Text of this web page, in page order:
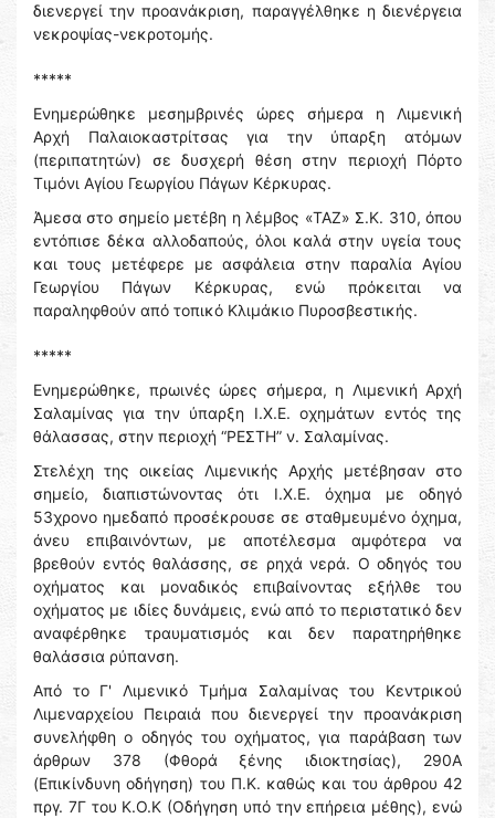
διενεργεί την προανάκριση, παραγγέλθηκε η διενέργεια
νεκροψίας-νεκροτομής.
*****
Ενημερώθηκε μεσημβρινές ώρες σήμερα η Λιμενική
Αρχή Παλαιοκαστρίτσας για την ύπαρξη ατόμων
(περιπατητών) σε δυσχερή θέση στην περιοχή Πόρτο
Τιμόνι Αγίου Γεωργίου Πάγων Κέρκυρας.
Άμεσα στο σημείο μετέβη η λέμβος «ΤΑΖ» Σ.Κ. 310, όπου
εντόπισε δέκα αλλοδαπούς, όλοι καλά στην υγεία τους
και τους μετέφερε με ασφάλεια στην παραλία Αγίου
Γεωργίου Πάγων Κέρκυρας, ενώ πρόκειται να
παραληφθούν από τοπικό Κλιμάκιο Πυροσβεστικής.
*****
Ενημερώθηκε, πρωινές ώρες σήμερα, η Λιμενική Αρχή
Σαλαμίνας για την ύπαρξη Ι.Χ.Ε. οχημάτων εντός της
θάλασσας, στην περιοχή “ΡΕΣΤΗ” ν. Σαλαμίνας.
Στελέχη της οικείας Λιμενικής Αρχής μετέβησαν στο
σημείο, διαπιστώνοντας ότι Ι.Χ.Ε. όχημα με οδηγό
53χρονο ημεδαπό προσέκρουσε σε σταθμευμένο όχημα,
άνευ επιβαινόντων, με αποτέλεσμα αμφότερα να
βρεθούν εντός θαλάσσης, σε ρηχά νερά. Ο οδηγός του
οχήματος και μοναδικός επιβαίνοντας εξήλθε του
οχήματος με ιδίες δυνάμεις, ενώ από το περιστατικό δεν
αναφέρθηκε τραυματισμός και δεν παρατηρήθηκε
θαλάσσια ρύπανση.
Από το Γ' Λιμενικό Τμήμα Σαλαμίνας του Κεντρικού
Λιμεναρχείου Πειραιά που διενεργεί την προανάκριση
συνελήφθη ο οδηγός του οχήματος, για παράβαση των
άρθρων 378 (Φθορά ξένης ιδιοκτησίας), 290Α
(Επικίνδυνη οδήγηση) του Π.Κ. καθώς και του άρθρου 42
πργ. 7Γ του Κ.Ο.Κ (Οδήγηση υπό την επήρεια μέθης), ενώ